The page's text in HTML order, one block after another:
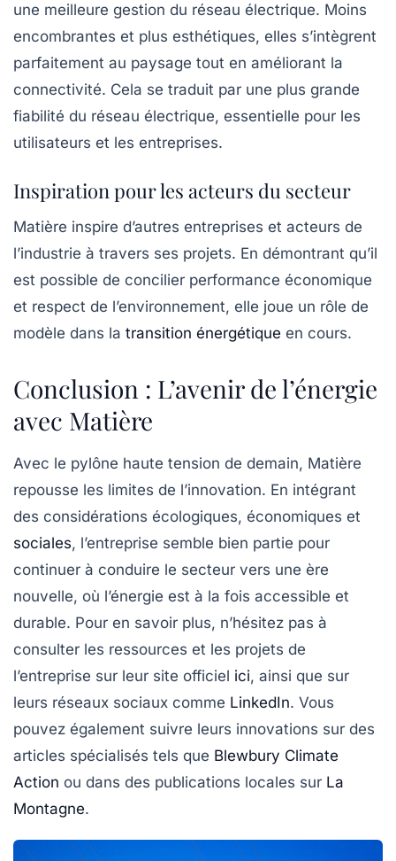
une meilleure gestion du réseau électrique. Moins
encombrantes et plus esthétiques, elles s’intègrent
parfaitement au paysage tout en améliorant la
connectivité. Cela se traduit par une plus grande
fiabilité du réseau électrique, essentielle pour les
utilisateurs et les entreprises.
Inspiration pour les acteurs du secteur
Matière inspire d’autres entreprises et acteurs de
l’industrie à travers ses projets. En démontrant qu’il
est possible de concilier performance économique
et respect de l’environnement, elle joue un rôle de
modèle dans la transition énergétique en cours.
Conclusion : L’avenir de l’énergie
avec Matière
Avec le pylône haute tension de demain, Matière
repousse les limites de l’innovation. En intégrant
des considérations écologiques, économiques et
sociales, l’entreprise semble bien partie pour
continuer à conduire le secteur vers une ère
nouvelle, où l’énergie est à la fois accessible et
durable. Pour en savoir plus, n’hésitez pas à
consulter les ressources et les projets de
l’entreprise sur leur site officiel ici, ainsi que sur
leurs réseaux sociaux comme LinkedIn. Vous
pouvez également suivre leurs innovations sur des
articles spécialisés tels que Blewbury Climate
Action ou dans des publications locales sur La
Montagne.